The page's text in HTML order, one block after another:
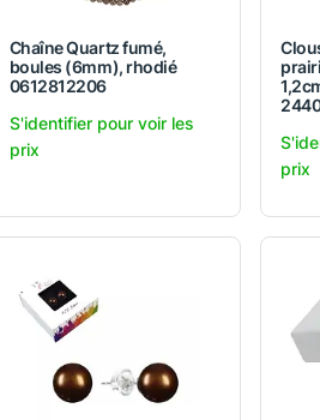
Chaîne Quartz fumé,
boules (6mm), rhodié
0612812206
S'identifier pour voir les
prix
prix